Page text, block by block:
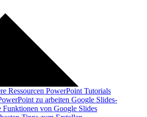
Ressourcen PowerPoint Tutorials
zu arbeiten Google Slides-
Funktionen von Google Slides